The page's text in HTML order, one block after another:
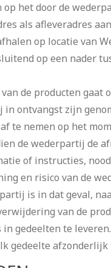
het door de
als afleveradres
op locatie van
op een nader
de producten
ontvangst zijn
te nemen op het
de wederpartij de
of instructies,
en risico van de
is in dat geval,
van de
gedeelten te
gedeelte